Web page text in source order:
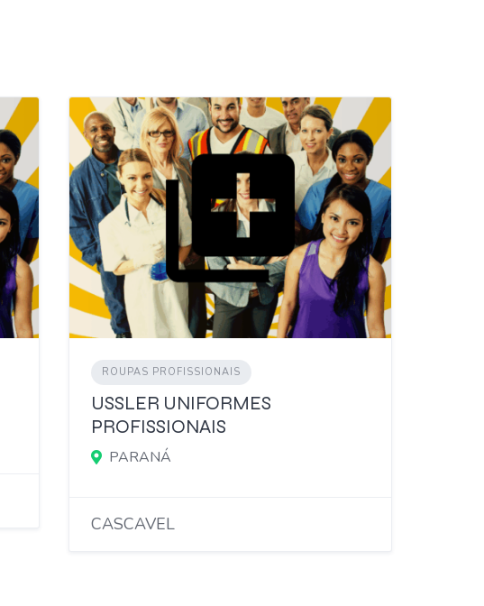
ROUPAS PROFISSIONAIS
USSLER UNIFORMES
PROFISSIONAIS
PARANÁ
CASCAVEL